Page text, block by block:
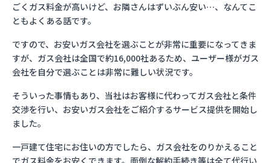
ごくガス料金が高いけど、お隣さんはずいぶん安い…、なんてこ
ともよくある話です。
ですので、お安いガス会社を選ぶことが非常に重要になってきま
すが、ガス会社は全国で約16,000社あるため、ユーザー様がガス
会社を自分で選ぶことは非常に難しい状況です。
そういった事情もあり、当社はお客様に代わってガス会社と条件
交渉を行い、お安いガス会社をご紹介するサービス提供を開始し
ました。
一戸建て住宅にお住いの方でしたら、ガス会社をのりかえること